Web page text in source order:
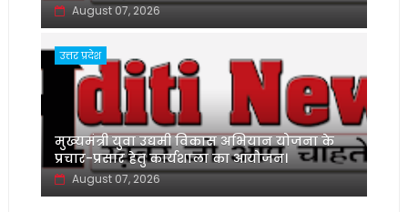
August 07, 2026
उत्तर प्रदेश
मुख्यमंत्री युवा उद्यमी विकास अभियान योजना के
प्रचार-प्रसार हेतु कार्यशाला का आयोजन।
August 07, 2026